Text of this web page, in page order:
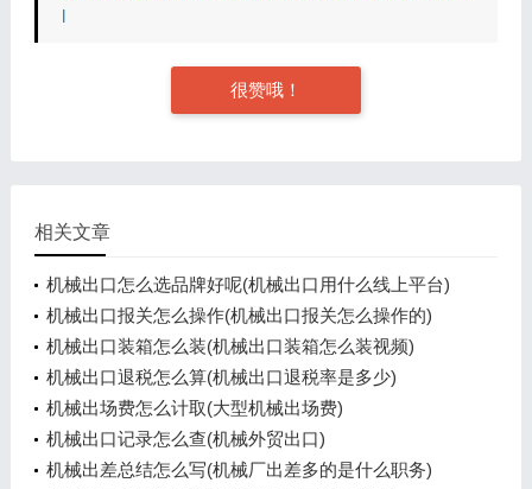
l
很赞哦！
相关文章
机械出口怎么选品牌好呢(机械出口用什么线上平台)
机械出口报关怎么操作(机械出口报关怎么操作的)
机械出口装箱怎么装(机械出口装箱怎么装视频)
机械出口退税怎么算(机械出口退税率是多少)
机械出场费怎么计取(大型机械出场费)
机械出口记录怎么查(机械外贸出口)
机械出差总结怎么写(机械厂出差多的是什么职务)